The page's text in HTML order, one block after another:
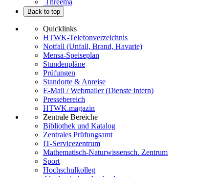
Threema
Back to top
Quicklinks
HTWK-Telefonverzeichnis
Notfall (Unfall, Brand, Havarie)
Mensa-Speiseplan
Stundenpläne
Prüfungen
Standorte & Anreise
E-Mail / Webmailer (Dienste intern)
Pressebereich
HTWK.magazin
Zentrale Bereiche
Bibliothek und Katalog
Zentrales Prüfungsamt
IT-Servicezentrum
Mathematisch-Naturwissensch. Zentrum
Sport
Hochschulkolleg